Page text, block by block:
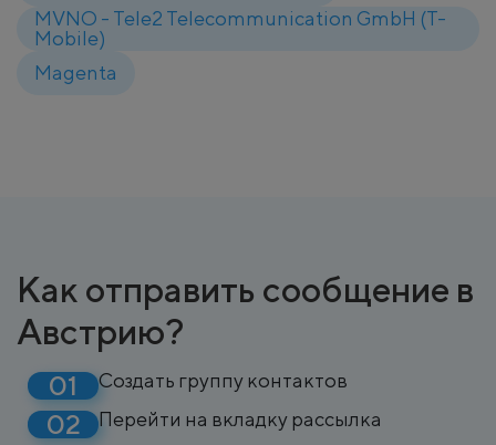
MVNO - Tele2 Telecommunication GmbH (T-
Mobile)
Magenta
Как отправить сообщение в
Австрию?
Создать группу контактов
Перейти на вкладку рассылка